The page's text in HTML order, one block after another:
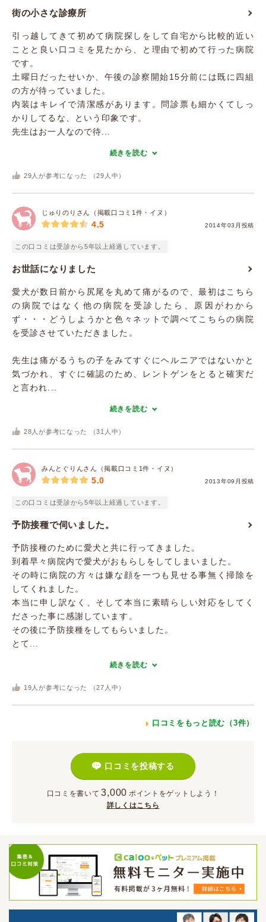
街の小さな診療所
引っ越してきて初めて病院探しをして自宅から比較的近い
ことと良い口コミを見たから、と理由で初めて行った病院
です。
土曜日だったせいか、午後の診察開始15分前には既に四組
の方が待っていました。
内装はキレイで清潔感があります。問診票も細かくてしっ
かりしてるな、という印象です。
先生はお一人なので待...
続きを読む
29 人が参考になった （29 人中）
じゅりのりさん（掲載口コミ1件・イヌ）
2014年03月投稿
4.5
この口コミは受診から5年以上経過しています。
お世話になりました
愛犬が数日前から尻尾を丸めて痛がるので、最初はこちら
の病院ではなく他の病院を受診したら、原因がわから
ず・・・どうしようかと色々ネットで調べてこちらの病院
を受診させていただきました。
先生は痛がるうちの子をみてすぐにヘルニアではないかと
気づかれ、すぐに確認のため、レントゲンをとると確実だ
と言われ...
続きを読む
28 人が参考になった （31 人中）
みんとぐりんさん（掲載口コミ1件・イヌ）
2013年09月投稿
5.0
この口コミは受診から5年以上経過しています。
予防接種で伺いました。
予防接種のために愛犬と共に行ってきました。
到着早々病院内で愛犬がおもらしをしてしまいました。
その時に病院の方々は嫌な顔を一つも見せる事無く掃除を
してくれました。
本当に申し訳なく、そして本当に素晴らしい対応をしてく
ださった事に感謝しています。
その後に予防接種をしてもらいました。
とて...
続きを読む
19 人が参考になった （27 人中）
口コミをもっと読む（3件）
口コミを投稿する
口コミを書いて 3,000 ポイント をゲットしよう！
詳しくはこちら